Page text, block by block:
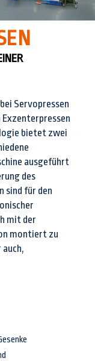
Servopressen
Exzenterpressen
bietet zwei
ausgeführt
des
sind für den
mit der
montiert zu